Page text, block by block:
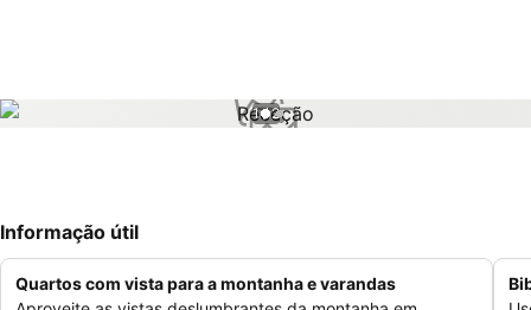
1 / 2
Informação útil
Quartos com vista para a montanha e varandas